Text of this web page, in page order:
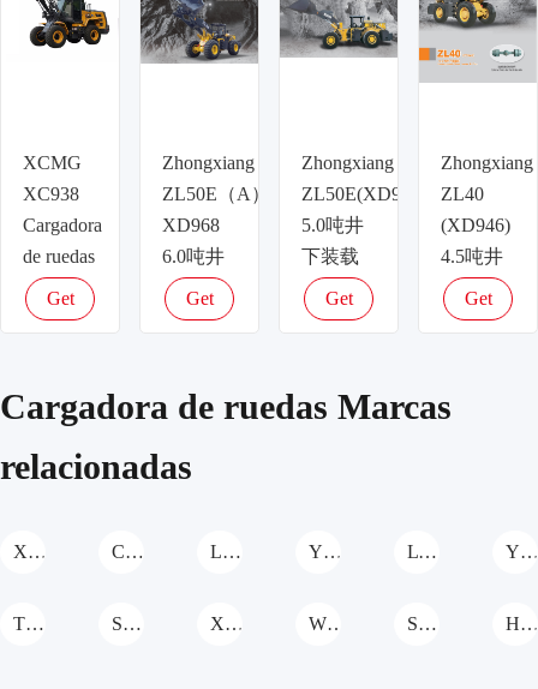
XCMG
XC938
Cargadora
de ruedas
Get
Zhongxiang
ZL50E（A）
XD968
6.0吨井
下装载
机
Get
Zhongxiang
ZL50E(XD958)
5.0吨井
下装载
机
Cargadora
Get
Zhongxiang
ZL40
(XD946)
4.5吨井
下装载
机
Get
Cargadora de ruedas Marcas
relacionadas
XCMG Cargadora de ruedas CASE Cargadora de ruedas Liteng Machinery Cargadora de ruedas YTO Group Cargadora de ruedas LTMG Cargadora de ruedas YUANSHAN MACHINERY Cargadora de ruedas
TKING Cargadora de ruedas Shanzhuang Cargadora de ruedas XIA SHENG Cargadora de ruedas WOLWA Cargadora de ruedas SHANMON Cargadora de ruedas Hengwang Cargadora de ruedas